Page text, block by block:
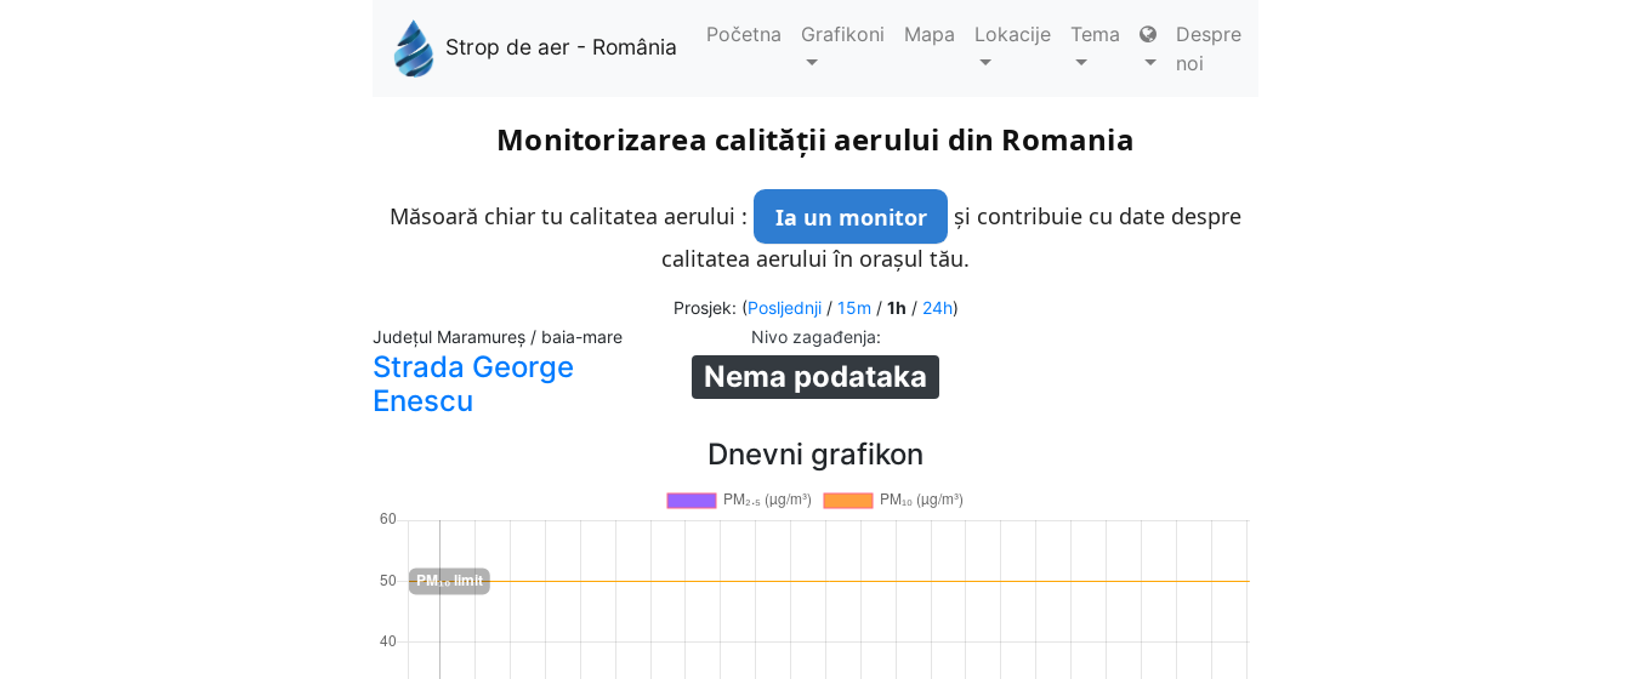
Strop de aer - România Početna Grafikoni Mapa Lokacije Tema
Despre
noi
Monitorizarea calității aerului din Romania
Măsoară chiar tu calitatea aerului : Ia un monitor
și contribuie cu date despre
calitatea aerului în orașul tău.
Prosjek: (Posljednji/ 15m / 1h / 24h)
Județul Maramureș / baia-mare
Strada George
Enescu
Nivo zagađenja:
Nema podataka
Dnevni grafikon